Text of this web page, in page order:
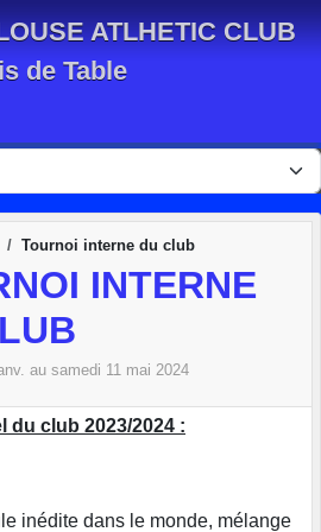
ATLHETIC CLUB
de Table
Tournoi interne du club
INTERNE
au samedi 11 mai 2024
du club 2023/2024 :
inédite dans le monde, mélange